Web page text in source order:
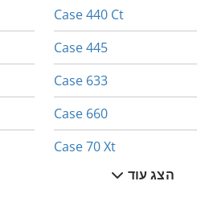
Case 440 Ct
Case 445
Case 633
Case 660
Case 70 Xt
Case 75 Xt
הצג עוד